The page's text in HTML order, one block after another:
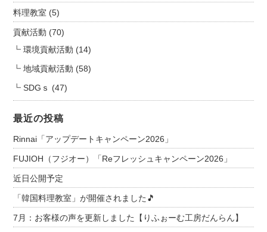
料理教室 (5)
貢献活動 (70)
環境貢献活動 (14)
地域貢献活動 (58)
SDGｓ (47)
最近の投稿
Rinnai「アップデートキャンペーン2026」
FUJIOH（フジオー）「Reフレッシュキャンペーン2026」
近日公開予定
「韓国料理教室」が開催されました🎵
7月：お客様の声を更新しました【りふぉーむ工房だんらん】